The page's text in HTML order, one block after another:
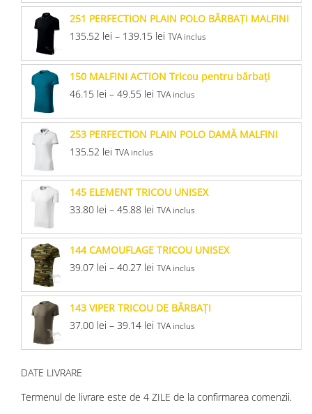
251 PERFECTION PLAIN POLO BĂRBAŢI MALFINI
135.52 lei – 139.15 lei TVA inclus
150 MALFINI ACTION Tricou pentru bărbaţi
46.15 lei – 49.55 lei TVA inclus
253 PERFECTION PLAIN POLO DAMĂ MALFINI
135.52 lei TVA inclus
145 ELEMENT TRICOU UNISEX
33.80 lei – 45.88 lei TVA inclus
144 CAMOUFLAGE TRICOU UNISEX
39.07 lei – 40.27 lei TVA inclus
143 VIPER TRICOU DE BĂRBAŢI
37.00 lei – 39.14 lei TVA inclus
DATE LIVRARE
Termenul de livrare este de 4 ZILE de la confirmarea comenzii.